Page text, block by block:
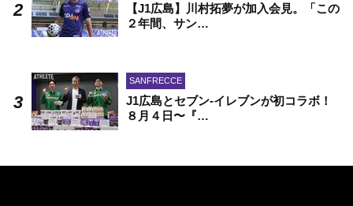
【J1広島】川村拓夢が加入会見。「この
２年間、サン…
SANFRECCE
J1広島とセブン-イレブンが初コラボ！
８月４日〜『…